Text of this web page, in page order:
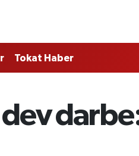
Tokat Haber
dev